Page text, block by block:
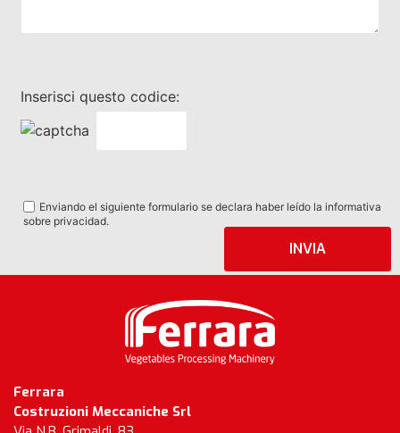
Inserisci questo codice:
Enviando el siguiente formulario se declara haber leído la informativa
sobre privacidad.
Ferrara
Costruzioni Meccaniche Srl